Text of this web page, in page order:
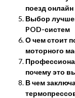
поезд онлайн
Выбор
POD-систем
О чем стоит
моторного
почему это
В чем